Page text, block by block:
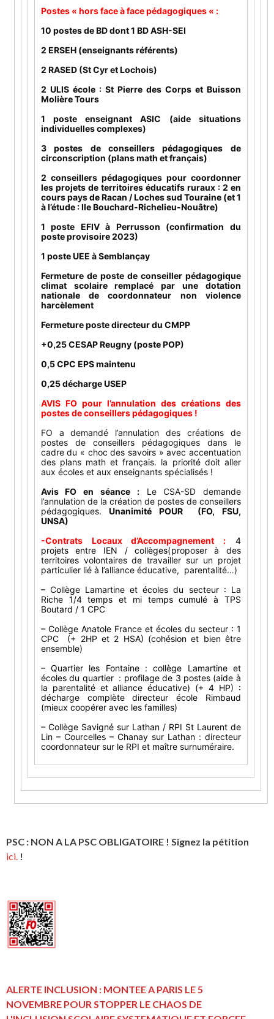
Postes « hors face à face pédagogiques « :
10 postes de BD dont 1 BD ASH-SEI
2 ERSEH (enseignants référents)
2 RASED (St Cyr et Lochois)
2 ULIS école : St Pierre des Corps et Buisson
Molière Tours
1 poste enseignant ASIC (aide situations
individuelles complexes)
3 postes de conseillers pédagogiques de
circonscription (plans math et français)
2 conseillers pédagogiques pour coordonner
les projets de territoires éducatifs ruraux : 2 en
cours pays de Racan / Loches sud Touraine (et 1
à l’étude : Ile Bouchard-Richelieu-Nouâtre)
1 poste EFIV à Perrusson (confirmation du
poste provisoire 2023)
1 poste UEE à Semblançay
Fermeture de poste de conseiller pédagogique
climat scolaire remplacé par une dotation
nationale de coordonnateur non violence
harcèlement
Fermeture poste directeur du CMPP
+0,25 CESAP Reugny (poste POP)
0,5 CPC EPS maintenu
0,25 décharge USEP
AVIS FO pour l’annulation des créations des
postes de conseillers pédagogiques !
FO a demandé l’annulation des créations de
postes de conseillers pédagogiques dans le
cadre du « choc des savoirs » avec accentuation
des plans math et français. la priorité doit aller
aux écoles et aux enseignants spécialisés !
Avis FO en séance
: Le CSA-SD demande
l’annulation de la création de postes de conseillers
pédagogiques. Unanimité POUR (FO, FSU,
UNSA)
-Contrats Locaux d’Accompagnement :
4
projets entre IEN / collèges(proposer à des
territoires volontaires de travailler sur un projet
particulier lié à l’alliance éducative, parentalité…)
– Collège Lamartine et écoles du secteur : La
Riche 1/4 temps et mi temps cumulé à TPS
Boutard / 1 CPC
– Collège Anatole France et écoles du secteur : 1
CPC (+ 2HP et 2 HSA) (cohésion et bien être
ensemble)
– Quartier les Fontaine : collège Lamartine et
écoles du quartier : profilage de 3 postes (aide à
la parentalité et alliance éducative) (+ 4 HP) :
décharge complète directeur école Rimbaud
(mieux coopérer avec les familles)
– Collège Savigné sur Lathan / RPI St Laurent de
Lin – Courcelles – Chanay sur Lathan : directeur
coordonnateur sur le RPI et maître surnuméraire.
PSC : NON A LA PSC OBLIGATOIRE ! Signez la pétition
ici. !
ALERTE INCLUSION : MONTEE A PARIS LE 5
NOVEMBRE POUR STOPPER LE CHAOS DE